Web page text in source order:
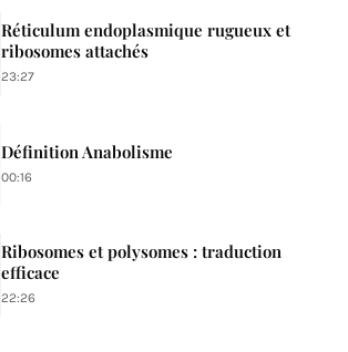
Réticulum endoplasmique rugueux et
ribosomes attachés
23:27
Définition Anabolisme
00:16
Ribosomes et polysomes : traduction
efficace
22:26